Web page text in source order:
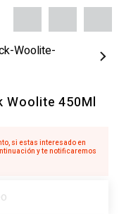
Woolite 450Ml
si estas interesado en
y te notificaremos